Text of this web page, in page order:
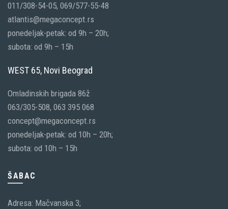
011/308-54-05, 069/577-55-48
atlantis@megaconcept.rs
ponedeljak-petak: od 9h – 20h;
subota: od 9h – 15h
WEST 65, Novi Beograd
Omladinskih brigada 86ž
063/305-508, 063 395 068
concept@megaconcept.rs
ponedeljak-petak: od 10h – 20h;
subota: od 10h – 15h
ŠABAC
Adresa: Mačvanska 3;